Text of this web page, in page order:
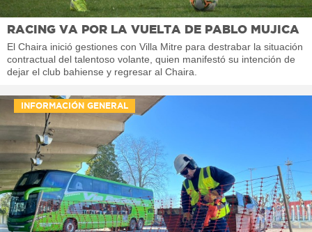
RACING VA POR LA VUELTA DE PABLO MUJICA
El Chaira inició gestiones con Villa Mitre para destrabar la situación
contractual del talentoso volante, quien manifestó su intención de
dejar el club bahiense y regresar al Chaira.
INFORMACIÓN GENERAL